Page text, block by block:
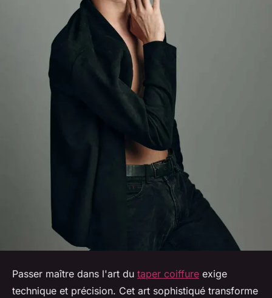
Passer maître dans l'art du taper coiffure exige
technique et précision. Cet art sophistiqué transforme